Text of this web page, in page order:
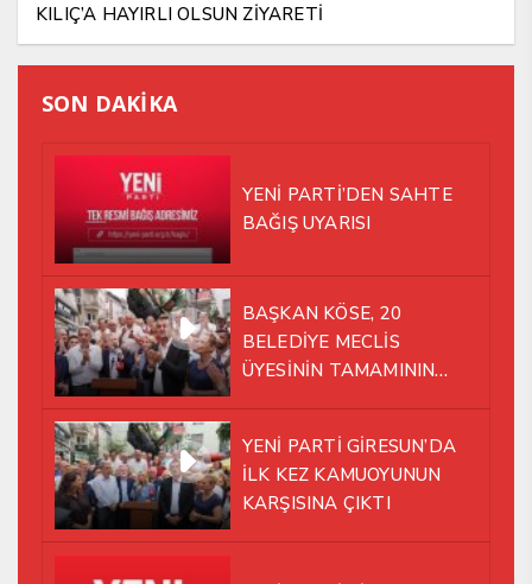
KILIÇ’A HAYIRLI OLSUN ZİYARETİ
SON DAKİKA
YENİ PARTİ’DEN SAHTE
BAĞIŞ UYARISI
BAŞKAN KÖSE, 20
BELEDİYE MECLİS
ÜYESİNİN TAMAMININ
YÜRÜMEYE KARAR VERDİK
YENİ PARTİ GİRESUN’DA
İLK KEZ KAMUOYUNUN
KARŞISINA ÇIKTI